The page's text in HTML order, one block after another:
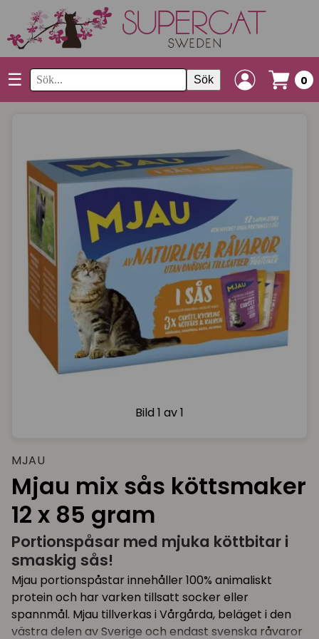
☰ Sök 0
Bild 1 av 1
MJAU
Mjau mix sås köttsmaker
12 x 85 gram
Portionspåsar med mjuka köttbitar i
smaskig sås!
Mjau portionspåstar innehåller 100% animaliskt
protein och har varken tillsatt socker eller
spannmål. Mjau tillverkas i Vårgårda, beläget i den
västra delen av Sverige och endast svenska råvaror